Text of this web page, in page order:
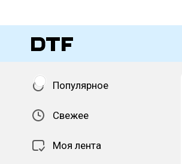
Популярное
Свежее
Моя лента